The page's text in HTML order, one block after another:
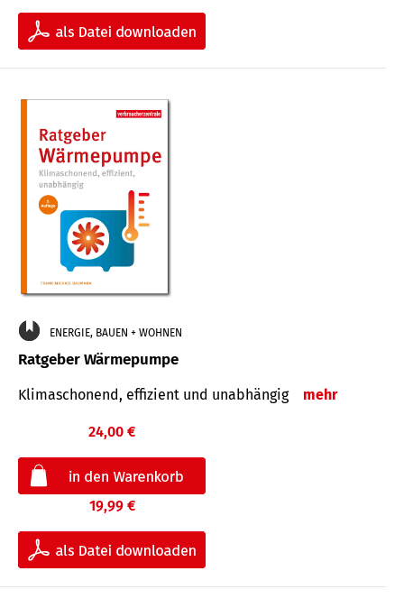
ENERGIE, BAUEN + WOHNEN
Ratgeber Wärmepumpe
Klimaschonend, effizient und unabhängig mehr
24,00 €
19,99 €